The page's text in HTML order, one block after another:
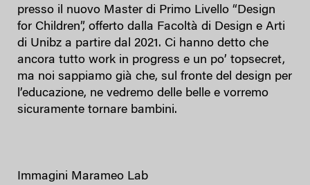
presso il nuovo Master di Primo Livello “Design
for Children”, offerto dalla Facoltà di Design e Arti
di Unibz a partire dal 2021. Ci hanno detto che
ancora tutto work in progress e un po’ topsecret,
ma noi sappiamo già che, sul fronte del design per
l’educazione, ne vedremo delle belle e vorremo
sicuramente tornare bambini.
Immagini Marameo Lab